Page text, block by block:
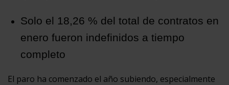
Solo el 18,26 % del total de contratos en
enero fueron indefinidos a tiempo
completo
El paro ha comenzado el año subiendo, especialmente